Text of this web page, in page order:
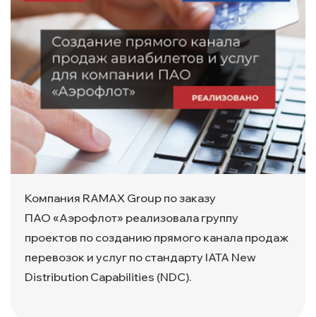
Компания RAMAX Group по заказу
ПАО «Аэрофлот» реализовала группу
проектов по созданию прямого канала продаж
перевозок и услуг по стандарту IATA New
Distribution Capabilities (NDC).